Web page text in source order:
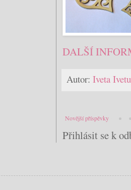
DALŠÍ
Autor: Iveta
Novější příspěvky
Přihlásit se k